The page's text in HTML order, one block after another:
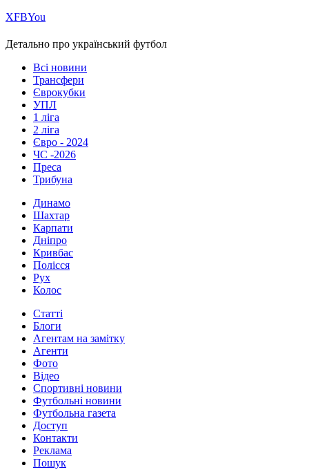
ХFBYou
Детально про український футбол
Всі новини
Трансфери
Єврокубки
УПЛ
1 ліга
2 ліга
Євро - 2024
ЧС -2026
Преса
Трибуна
Динамо
Шахтар
Карпати
Дніпро
Кривбас
Полісся
Рух
Колос
Статті
Блоги
Агентам на замітку
Агенти
Фото
Відео
Спортивні новини
Футбольні новини
Футбольна газета
Доступ
Контакти
Реклама
Пошук